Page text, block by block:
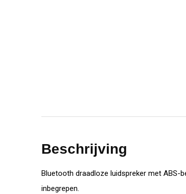
Beschrijving
Bluetooth draadloze luidspreker met ABS-
inbegrepen.